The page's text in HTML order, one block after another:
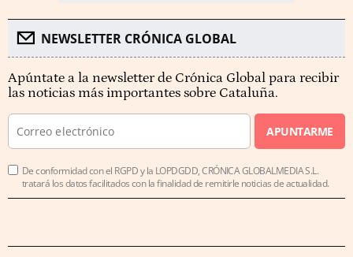
NEWSLETTER CRÓNICA GLOBAL
Apúntate a la newsletter de Crónica Global para recibir
las noticias más importantes sobre Cataluña.
APUNTARME
De conformidad con el RGPD y la LOPDGDD, CRÓNICA GLOBALMEDIA S.L.
tratará los datos facilitados con la finalidad de remitirle noticias de actualidad.